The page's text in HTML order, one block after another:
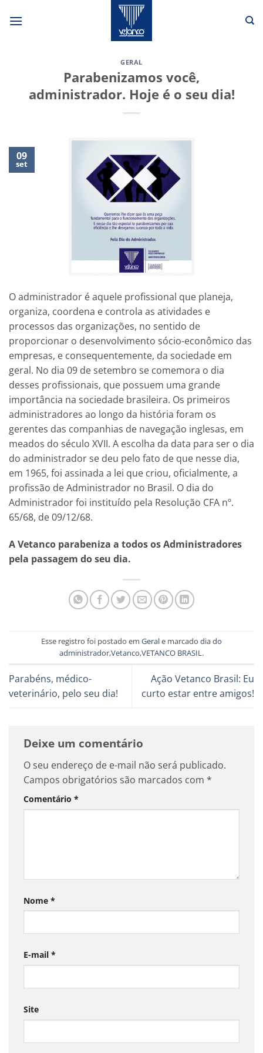
GERAL
Parabenizamos você,
administrador. Hoje é o seu dia!
09
set
O administrador é aquele profissional que planeja,
organiza, coordena e controla as atividades e
processos das organizações, no sentido de
proporcionar o desenvolvimento sócio-econômico das
empresas, e consequentemente, da sociedade em
geral. No dia 09 de setembro se comemora o dia
desses profissionais, que possuem uma grande
importância na sociedade brasileira. Os primeiros
administradores ao longo da história foram os
gerentes das companhias de navegação inglesas, em
meados do século XVII. A escolha da data para ser o dia
do administrador se deu pelo fato de que nesse dia,
em 1965, foi assinada a lei que criou, oficialmente, a
profissão de Administrador no Brasil. O dia do
Administrador foi instituído pela Resolução CFA nº.
65/68, de 09/12/68.
A Vetanco parabeniza a todos os Administradores
pela passagem do seu dia.
Esse registro foi postado em Gerale marcado dia do
administrador,Vetanco,VETANCO BRASIL.
Parabéns, médico-
veterinário, pelo seu dia!
Ação Vetanco Brasil: Eu
curto estar entre amigos!
Deixe um comentário
O seu endereço de e-mail não será publicado.
Campos obrigatórios são marcados com *
Comentário *
Nome *
E-mail *
Site